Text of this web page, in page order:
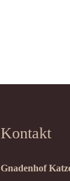
Kontakt
Gnadenhof